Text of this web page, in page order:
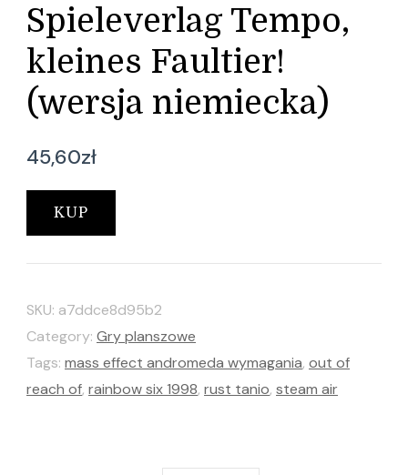
Spieleverlag Tempo,
kleines Faultier!
(wersja niemiecka)
45,60zł
KUP
SKU: a7ddce8d95b2
Category: Gry planszowe
Tags: mass effect andromeda wymagania, out of
reach of, rainbow six 1998, rust tanio, steam air